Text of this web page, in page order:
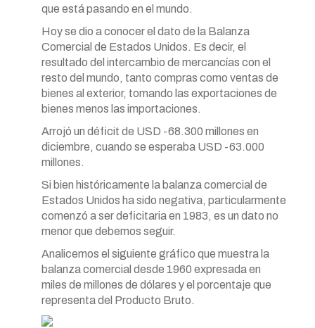
que está pasando en el mundo.
Hoy se dio a conocer el dato de la Balanza
Comercial de Estados Unidos. Es decir, el
resultado del intercambio de mercancías con el
resto del mundo, tanto compras como ventas de
bienes al exterior, tomando las exportaciones de
bienes menos las importaciones.
Arrojó un déficit de USD -68.300 millones en
diciembre, cuando se esperaba USD -63.000
millones.
Si bien históricamente la balanza comercial de
Estados Unidos ha sido negativa, particularmente
comenzó a ser deficitaria en 1983, es un dato no
menor que debemos seguir.
Analicemos el siguiente gráfico que muestra la
balanza comercial desde 1960 expresada en
miles de millones de dólares y el porcentaje que
representa del Producto Bruto.